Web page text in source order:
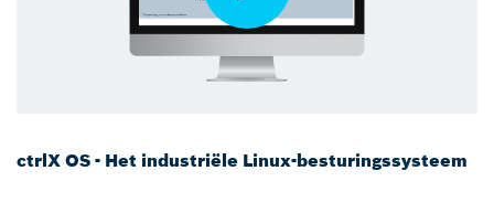
ctrlX OS - Het industriële Linux-besturingssysteem